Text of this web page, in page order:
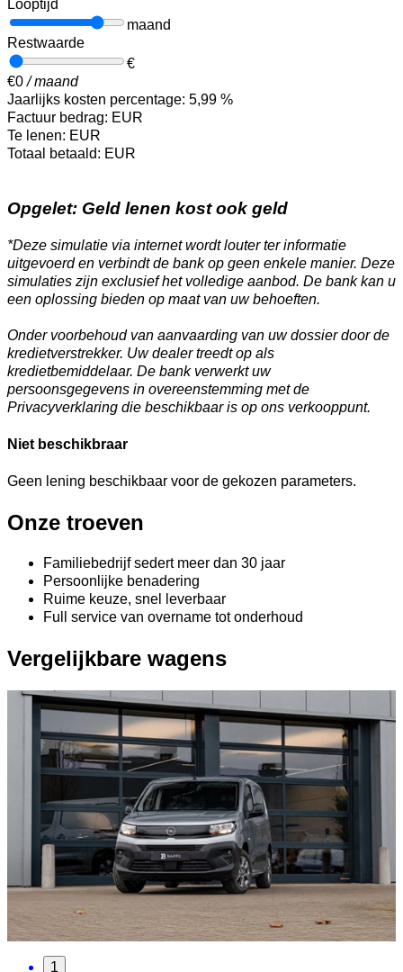
Looptijd
maand
Restwaarde
€
€0/ maand
Jaarlijks kosten percentage: 5,99 %
Factuur bedrag: EUR
Te lenen: EUR
Totaal betaald: EUR
Opgelet: Geld lenen kost ook geld
*Deze simulatie via internet wordt louter ter informatie
uitgevoerd en verbindt de bank op geen enkele manier. Deze
simulaties zijn exclusief het volledige aanbod. De bank kan u
een oplossing bieden op maat van uw behoeften.
Onder voorbehoud van aanvaarding van uw dossier door de
kredietverstrekker. Uw dealer treedt op als
kredietbemiddelaar. De bank verwerkt uw
persoonsgegevens in overeenstemming met de
Privacyverklaring die beschikbaar is op ons verkooppunt.
Niet beschikbraar
Geen lening beschikbaar voor de gekozen parameters.
Onze troeven
Familiebedrijf sedert meer dan 30 jaar
Persoonlijke benadering
Ruime keuze, snel leverbaar
Full service van overname tot onderhoud
Vergelijkbare wagens
1